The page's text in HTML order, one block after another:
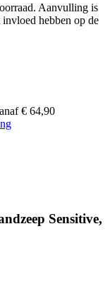
Aanvulling is
hebben op de
€ 64,90
Sensitive,